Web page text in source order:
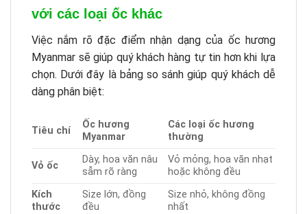
với các loại ốc khác
Việc nắm rõ đặc điểm nhận dạng của ốc hương
Myanmar sẽ giúp quý khách hàng tự tin hơn khi lựa
chọn. Dưới đây là bảng so sánh giúp quý khách dễ
dàng phân biệt:
Tiêu chí
Ốc hương
Myanmar
Các loại ốc hương
thường
Vỏ ốc
Dày, hoa văn nâu
sẫm rõ ràng
Vỏ mỏng, hoa văn nhạt
hoặc không đều
Kích
thước
Size lớn, đồng
đều
Size nhỏ, không đồng
nhất